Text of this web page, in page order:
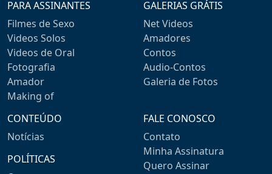
PARA ASSINANTES
Filmes de Sexo
Videos Solos
Videos de Oral
Fotografia
Amador
Making of
GALERIAS GRÁTIS
Net Videos
Amadores
Contos
Audio-Contos
Galeria de Fotos
CONTEÚDO
Notícias
POLÍTICAS
FALE CONOSCO
Contato
Minha Assinatura
Quero Assinar